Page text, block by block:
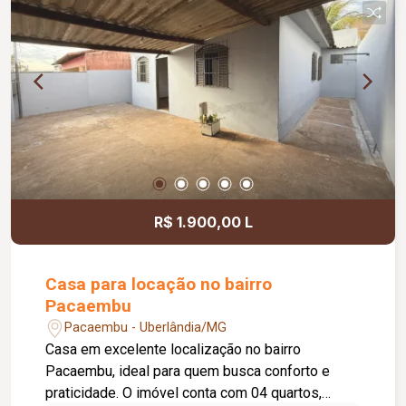
R$ 1.900,00 L
Casa para locação no bairro
Pacaembu
Pacaembu - Uberlândia/MG
Casa em excelente localização no bairro
Pacaembu, ideal para quem busca conforto e
praticidade. O imóvel conta com 04 quartos,